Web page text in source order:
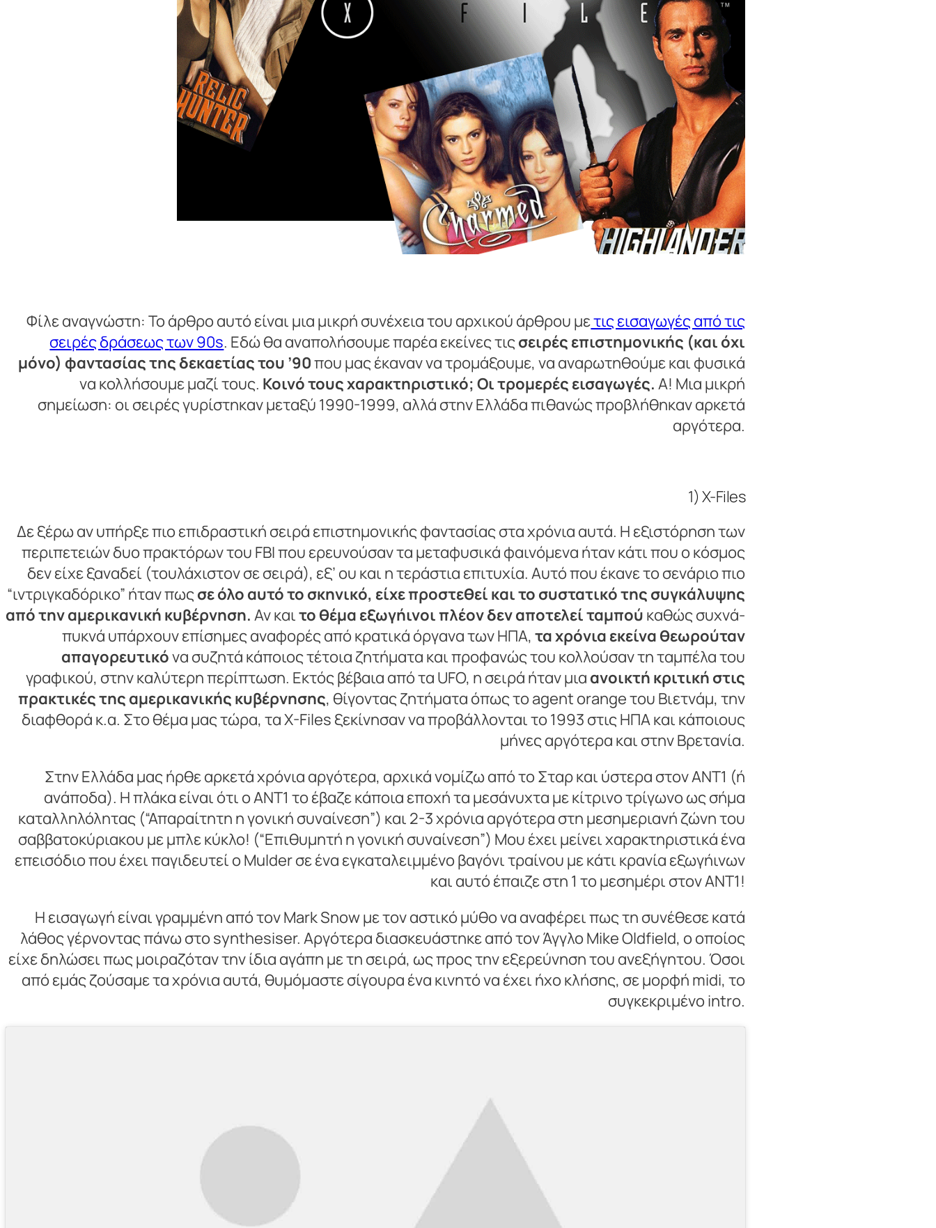
Φίλε αναγνώστη: Το άρθρο αυτό είναι μια μικρή συνέχεια του αρχικού άρθρου μετις εισαγωγές από τις
σειρές δράσεως των 90s. Εδώ θα αναπολήσουμε παρέα εκείνες τιςσειρές επιστημονικής (και όχι
μόνο) φαντασίας της δεκαετίας του ’90που μας έκαναν να τρομάξουμε, να αναρωτηθούμε και φυσικά
να κολλήσουμε μαζί τους. Κοινό τους χαρακτηριστικό; Οι τρομερές εισαγωγές. Α! Μια μικρή
σημείωση: οι σειρές γυρίστηκαν μεταξύ 1990-1999, αλλά στην Ελλάδα πιθανώς προβλήθηκαν αρκετά
αργότερα.
1) X-Files
Δε ξέρω αν υπήρξε πιο επιδραστική σειρά επιστημονικής φαντασίας στα χρόνια αυτά. Η εξιστόρηση των
περιπετειών δυο πρακτόρων του FBI που ερευνούσαν τα μεταφυσικά φαινόμενα ήταν κάτι που ο κόσμος
δεν είχε ξαναδεί (τουλάχιστον σε σειρά), εξ’ ου και η τεράστια επιτυχία. Αυτό που έκανε το σενάριο πιο
“ιντριγκαδόρικο” ήταν πωςσε όλο αυτό το σκηνικό, είχε προστεθεί και το συστατικό της συγκάλυψης
από την αμερικανική κυβέρνηση. Αν καιτο θέμα εξωγήινοιπλέον δεν αποτελεί ταμπού καθώς συχνά-
πυκνά υπάρχουν επίσημες αναφορές από κρατικά όργανα των ΗΠΑ,τα χρόνια εκείνα θεωρούταν
απαγορευτικόνα συζητά κάποιος τέτοια ζητήματα και προφανώς του κολλούσαν τη ταμπέλα του
γραφικού, στην καλύτερη περίπτωση. Εκτός βέβαια από τα UFO, η σειρά ήταν μια ανοικτή κριτική στις
πρακτικές της αμερικανικής κυβέρνησης, θίγοντας ζητήματα όπως το agent orange του Βιετνάμ, την
διαφθορά κ.α. Στο θέμα μας τώρα, τα X-Files ξεκίνησαν να προβάλλονται το 1993 στις ΗΠΑ και κάποιους
μήνες αργότερα και στην Βρετανία.
Στην Ελλάδα μας ήρθε αρκετά χρόνια αργότερα, αρχικά νομίζω από το Σταρ και ύστερα στον ΑΝΤ1 (ή
ανάποδα). Η πλάκα είναι ότι ο ΑΝΤ1 το έβαζε κάποια εποχή τα μεσάνυχτα με κίτρινο τρίγωνο ως σήμα
καταλληλόλητας (“Απαραίτητη η γονική συναίνεση”) και 2-3 χρόνια αργότερα στη μεσημεριανή ζώνη του
σαββατοκύριακου με μπλε κύκλο! (“Επιθυμητή η γονική συναίνεση”) Μου έχει μείνει χαρακτηριστικά ένα
επεισόδιο που έχει παγιδευτεί ο Mulder σε ένα εγκαταλειμμένο βαγόνι τραίνου με κάτι κρανία εξωγήινων
και αυτό έπαιζε στη 1 το μεσημέρι στον ΑΝΤ1!
Η εισαγωγή είναι γραμμένη από τον Mark Snow με τον αστικό μύθο να αναφέρει πως τη συνέθεσε κατά
λάθος γέρνοντας πάνω στο synthesiser. Αργότερα διασκευάστηκε από τον Άγγλο Mike Oldfield, ο οποίος
είχε δηλώσει πως μοιραζόταν την ίδια αγάπη με τη σειρά, ως προς την εξερεύνηση του ανεξήγητου. Όσοι
από εμάς ζούσαμε τα χρόνια αυτά, θυμόμαστε σίγουρα ένα κινητό να έχει ήχο κλήσης, σε μορφή midi, το
συγκεκριμένο intro.